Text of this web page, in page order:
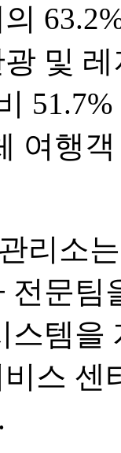
및
여행
리소
전문팀
스템을
스 센